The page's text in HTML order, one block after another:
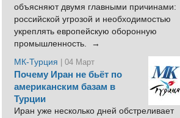
объясняют двумя главными причинами:
российской угрозой и необходимостью
укреплять европейскую оборонную
промышленность. →
МК-Турция
| 04 Март
Почему Иран не бьёт по
американским базам в
Турции
Иран уже несколько дней обстреливает